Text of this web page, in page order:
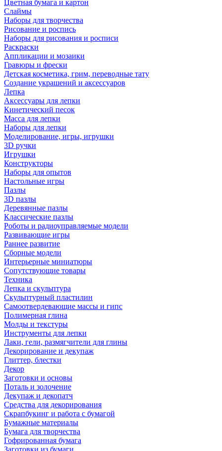
Цветная бумага и картон
Слаймы
Наборы для творчества
Рисование и роспись
Наборы для рисования и росписи
Раскраски
Аппликации и мозаики
Гравюры и фрески
Детская косметика, грим, переводные тату
Создание украшений и аксессуаров
Лепка
Аксессуары для лепки
Кинетический песок
Масса для лепки
Наборы для лепки
Моделирование, игры, игрушки
3D ручки
Игрушки
Конструкторы
Наборы для опытов
Настольные игры
Пазлы
3D пазлы
Деревянные пазлы
Классические пазлы
Роботы и радиоуправляемые модели
Развивающие игры
Раннее развитие
Сборные модели
Интерьерные миниатюры
Сопутствующие товары
Техника
Лепка и скульптура
Скульптурный пластилин
Самоотвердевающие массы и гипс
Полимерная глина
Молды и текстуры
Инструменты для лепки
Лаки, гели, размягчители для глины
Декорирование и декупаж
Глиттер, блестки
Декор
Заготовки и основы
Поталь и золочение
Декупаж и декопатч
Средства для декорирования
Скрапбукинг и работа с бумагой
Бумажные материалы
Бумага для творчества
Гофрированная бумага
Заготовки из бумаги